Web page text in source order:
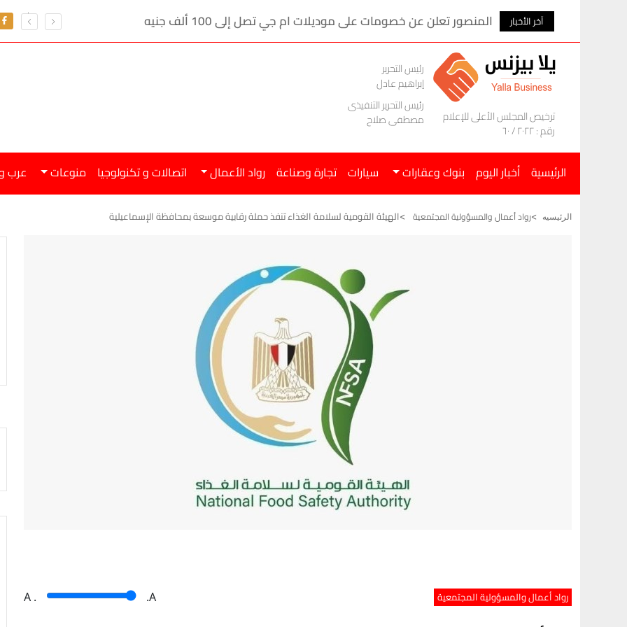
آخر الأخبار المنصور تعلن عن خصومات على موديلات ام جي تصل إلى 100 ألف جنيه
ترخيص المجلس الأعلى للإعلام
رقم : ٢٠٢٢ / ٦٠
رئيس التحرير
إبراهيم عادل
رئيس التحرير التنفيذى
مصطفى صلاح
الرئيسية أخبار اليوم بنوك وعقارات سيارات تجارة وصناعة رواد الأعمال اتصالات و تكنولوجيا منوعات عرب
الرئيسيه رواد أعمال والمسؤولية المجتمعية الهيئة القومية لسلامة الغذاء تنفذ حملة رقابية موسعة بمحافظة الإسماعيلية
رواد أعمال والمسؤولية المجتمعية A . .A